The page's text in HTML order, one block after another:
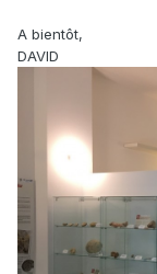
A bientôt,
DAVID